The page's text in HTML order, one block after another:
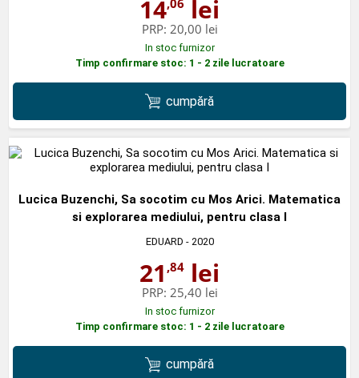
14,06 lei
PRP: 20,00 lei
In stoc furnizor
Timp confirmare stoc: 1 - 2 zile lucratoare
cumpără
Lucica Buzenchi, Sa socotim cu Mos Arici. Matematica
si explorarea mediului, pentru clasa I
EDUARD - 2020
21 ,84 lei
PRP: 25,40 lei
In stoc furnizor
Timp confirmare stoc: 1 - 2 zile lucratoare
cumpără